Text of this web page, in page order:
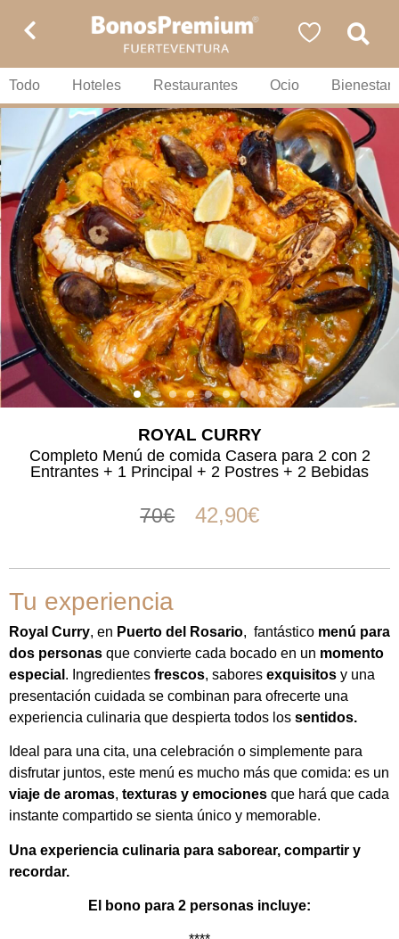
Todo Hoteles Restaurantes Ocio Bienestar
ROYAL CURRY
Completo Menú de comida Casera para 2 con 2
Entrantes + 1 Principal + 2 Postres + 2 Bebidas
70€ 42,90€
Tu experiencia
Royal Curry, en Puerto del Rosario, fantástico menú para
dos personas que convierte cada bocado en un momento
especial . Ingredientes frescos, sabores exquisitos y una
presentación cuidada se combinan para ofrecerte una
experiencia culinaria que despierta todos los sentidos.
Ideal para una cita, una celebración o simplemente para
disfrutar juntos, este menú es mucho más que comida: es un
viaje de aromas, texturas y emociones que hará que cada
instante compartido se sienta único y memorable.
Una experiencia culinaria para saborear, compartir y
recordar.
El bono para 2 personas incluye: